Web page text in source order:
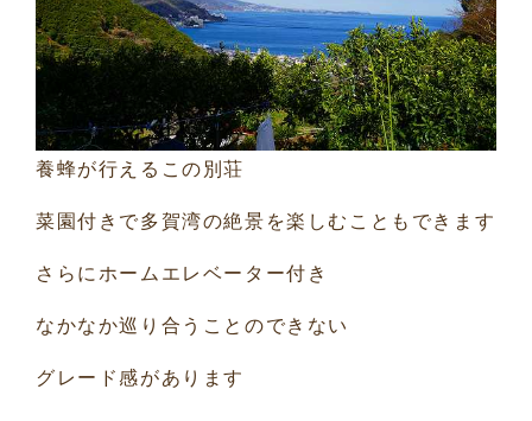
養蜂が行えるこの別荘
菜園付きで多賀湾の絶景を楽しむこともできます
さらにホームエレベーター付き
なかなか巡り合うことのできない
グレード感があります